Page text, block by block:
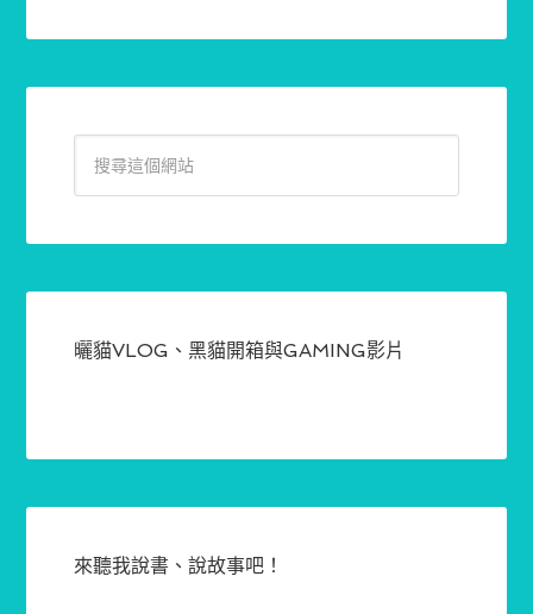
曬貓VLOG、黑貓開箱與GAMING影片
來聽我說書、說故事吧！